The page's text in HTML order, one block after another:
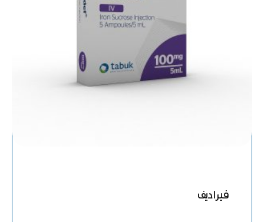
فيراديف